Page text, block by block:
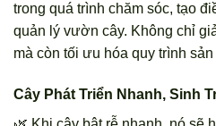
trong quá trình chăm sóc, tạo
quản lý vườn cây. Không chỉ
mà còn tối ưu hóa quy trình
Cây Phát Triển Nhanh, Sinh